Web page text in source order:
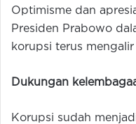
Optimisme dan
Presiden Prabowo
korupsi terus
Dukungan
Korupsi sudah